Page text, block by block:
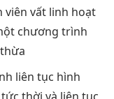
viên vất linh hoạt
chương trình
liên tục hình